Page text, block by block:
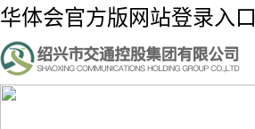
华体会官方版网站登录入口